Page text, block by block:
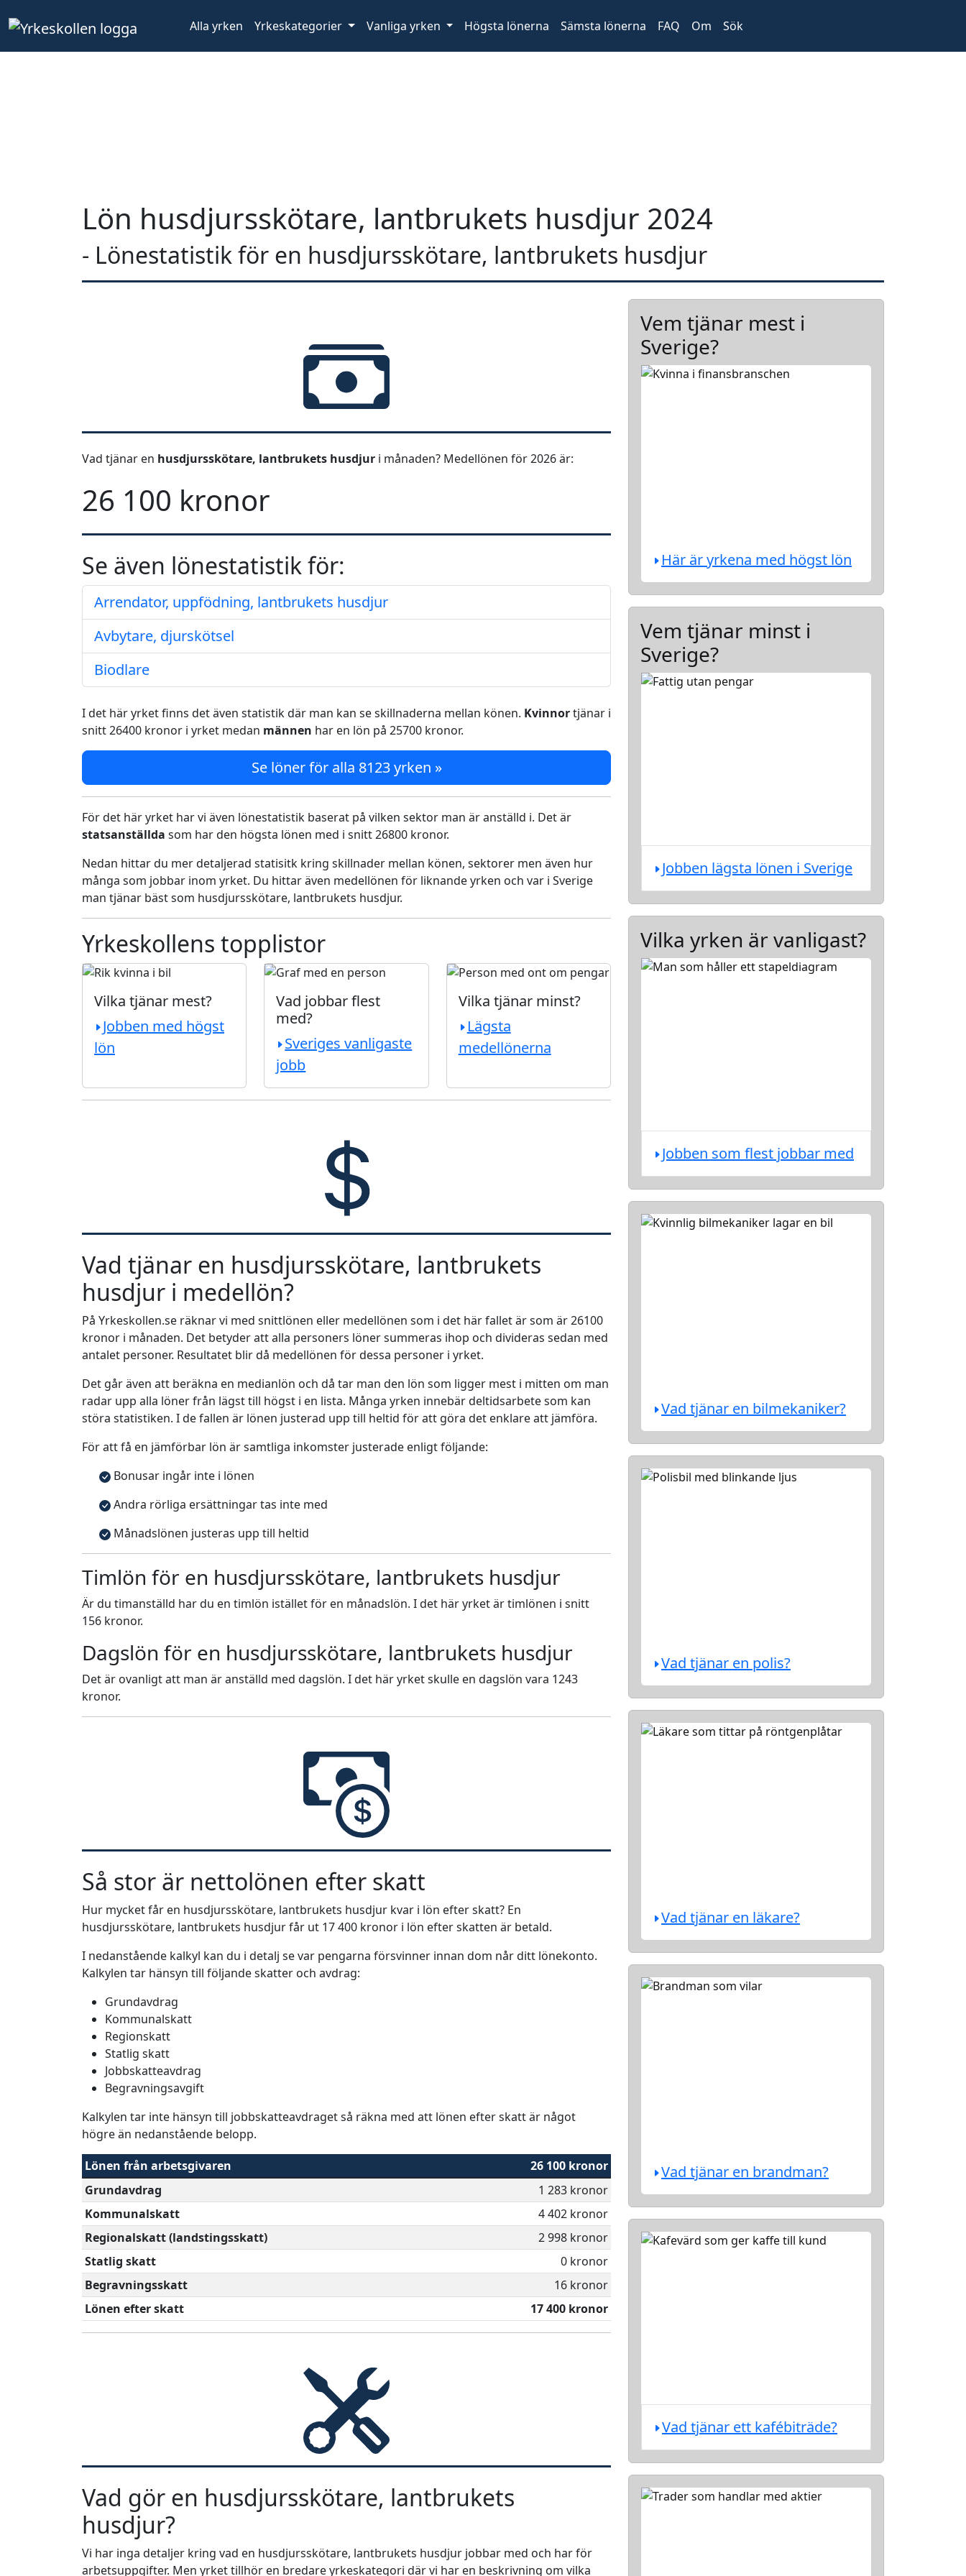
Alla yrken Yrkeskategorier Vanliga yrken Högsta lönerna Sämsta lönerna FAQ Om Sök
Lön husdjursskötare, lantbrukets husdjur 2024
- Lönestatistik för en husdjursskötare, lantbrukets husdjur
Vad tjänar en husdjursskötare, lantbrukets husdjur i månaden? Medellönen för 2026 är:
26 100 kronor
Se även lönestatistik för:
Arrendator, uppfödning, lantbrukets husdjur
Avbytare, djurskötsel
Biodlare
I det här yrket finns det även statistik där man kan se skillnaderna mellan könen. Kvinnortjänar i
snitt 26400 kronor i yrket medan männen har en lön på 25700 kronor.
Se löner för alla 8123 yrken »
För det här yrket har vi även lönestatistik baserat på vilken sektor man är anställd i. Det är
statsanställda som har den högsta lönen med i snitt 26800 kronor.
Nedan hittar du mer detaljerad statisitk kring skillnader mellan könen, sektorer men även hur
många som jobbar inom yrket. Du hittar även medellönen för liknande yrken och var i Sverige
man tjänar bäst som husdjursskötare, lantbrukets husdjur.
Yrkeskollens topplistor
Vilka tjänar mest?
Jobben med högst
lön
Vad jobbar flest
med?
Sveriges vanligaste
jobb
Vilka tjänar minst?
Lägsta
medellönerna
Vad tjänar en husdjursskötare, lantbrukets
husdjur i medellön?
På Yrkeskollen.se räknar vi med snittlönen eller medellönen som i det här fallet är som är 26100
kronor i månaden. Det betyder att alla personers löner summeras ihop och divideras sedan med
antalet personer. Resultatet blir då medellönen för dessa personer i yrket.
Det går även att beräkna en medianlön och då tar man den lön som ligger mest i mitten om man
radar upp alla löner från lägst till högst i en lista. Många yrken innebär deltidsarbete som kan
störa statistiken. I de fallen är lönen justerad upp till heltid för att göra det enklare att jämföra.
För att få en jämförbar lön är samtliga inkomster justerade enligt följande:
Bonusar ingår inte i lönen
Andra rörliga ersättningar tas inte med
Månadslönen justeras upp till heltid
Timlön för en husdjursskötare, lantbrukets husdjur
Är du timanställd har du en timlön istället för en månadslön. I det här yrket är timlönen i snitt
156 kronor.
Dagslön för en husdjursskötare, lantbrukets husdjur
Det är ovanligt att man är anställd med dagslön. I det här yrket skulle en dagslön vara 1243
kronor.
Så stor är nettolönen efter skatt
Hur mycket får en husdjursskötare, lantbrukets husdjur kvar i lön efter skatt? En
husdjursskötare, lantbrukets husdjur får ut 17 400 kronor i lön efter skatten är betald.
I nedanstående kalkyl kan du i detalj se var pengarna försvinner innan dom når ditt lönekonto.
Kalkylen tar hänsyn till följande skatter och avdrag:
Grundavdrag
Kommunalskatt
Regionskatt
Statlig skatt
Jobbskatteavdrag
Begravningsavgift
Kalkylen tar inte hänsyn till jobbskatteavdraget så räkna med att lönen efter skatt är något
högre än nedanstående belopp.
Lönen från arbetsgivaren
26 100 kronor
Grundavdrag
1 283 kronor
Kommunalskatt
4 402 kronor
Regionalskatt (landstingsskatt)
2 998 kronor
Statlig skatt
0 kronor
Begravningsskatt
16 kronor
Lönen efter skatt
17 400 kronor
Vad gör en husdjursskötare, lantbrukets
husdjur?
Vi har inga detaljer kring vad en husdjursskötare, lantbrukets husdjur jobbar med och har för
arbetsuppgifter. Men yrket tillhör en bredare yrkeskategori där vi har en beskrivning om vilka
Vem tjänar mest i
Sverige?
Här är yrkena med högst lön
Vem tjänar minst i
Sverige?
Jobben lägsta lönen i Sverige
Vilka yrken är vanligast?
Jobben som flest jobbar med
Vad tjänar en bilmekaniker?
Vad tjänar en polis?
Vad tjänar en läkare?
Vad tjänar en brandman?
Vad tjänar ett kafébiträde?